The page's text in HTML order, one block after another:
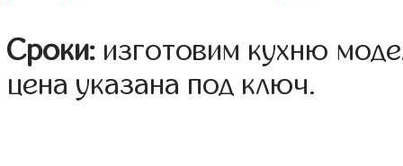
Сроки: изготовим кухню
цена указана под ключ.